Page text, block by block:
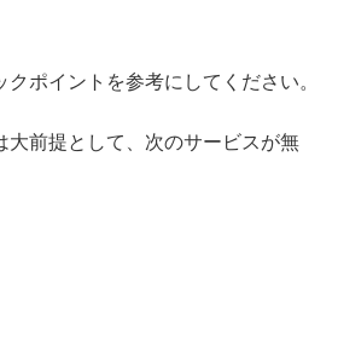
ポイントを参考にしてください。
大前提として、次のサービスが無